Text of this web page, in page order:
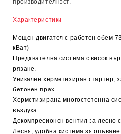
производителност.
Характеристики
Мощен двигател с работен обем
кВат).
Предавателна система с висок
рязане.
Уникален херметизиран стартер,
бетонен прах.
Херметизирана многостепенна
въздуха.
Декомпресионен вентил за лесно
Лесна, удобна система за